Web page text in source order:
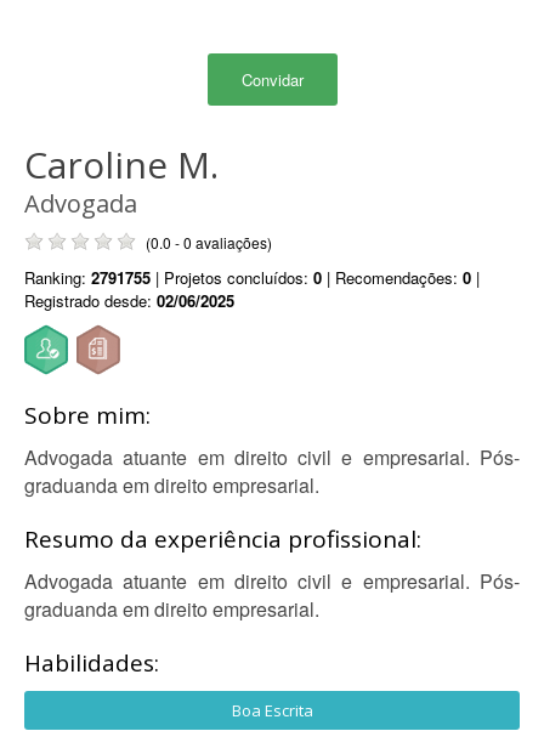
Convidar
Caroline M.
Advogada
(0.0 - 0 avaliações)
Ranking: 2791755 | Projetos concluídos: 0 | Recomendações: 0 |
Registrado desde: 02/06/2025
Sobre mim:
Advogada atuante em direito civil e empresarial. Pós-
graduanda em direito empresarial.
Resumo da experiência profissional:
Advogada atuante em direito civil e empresarial. Pós-
graduanda em direito empresarial.
Habilidades:
Boa Escrita